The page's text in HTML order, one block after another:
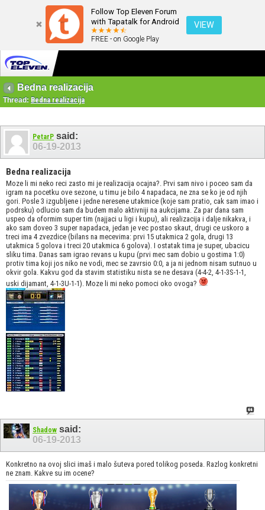
Follow Top Eleven Forum
with Tapatalk for Android
FREE - on Google Play
VIEW
Bedna realizacija
Thread: Bedna realizacija
PetarP said:
06-19-2013
Bedna realizacija
Moze li mi neko reci zasto mi je realizacija ocajna?. Prvi sam nivo i poceo sam da
igram na pocetku ove sezone, u timu je bilo 4 napadaca, ne zna se ko je od njih
gori. Posle 3 izgubljene i jedne neresene utakmice (koje sam pratio, cak sam imao i
podrsku) odlucio sam da budem malo aktivniji na aukcijama. Za par dana sam
uspeo da oformim super tim (najjaci u ligi i kupu), ali realizacija i dalje nikakva, i
ako sam doveo 3 super napadaca, jedan je vec postao skaut, drugi ce uskoro a
treci ima 4 zvezdice (bilans na mecevima: prvi 15 utakmica 2 gola, drugi 13
utakmica 5 golova i treci 20 utakmica 6 golova). I ostatak tima je super, ubacicu
sliku tima. Danas sam igrao revans u kupu (prvi mec sam dobio u gostima 1:0)
protiv tima koji jos niko ne vodi, mec se zavrsio 0:0, a ja ni jednom nisam sutnuo u
okvir gola. Kakvu god da stavim statistiku nista se ne desava (4-4-2, 4-1-3S-1-1,
uski dijamant, 4-1-3U-1-1). Moze li mi neko pomoci oko ovoga?
Shadow said:
06-19-2013
Konkretno na ovoj slici imaš i malo šuteva pored tolikog poseda. Razlog konkretni
ne znam. Kakve su im ocene?